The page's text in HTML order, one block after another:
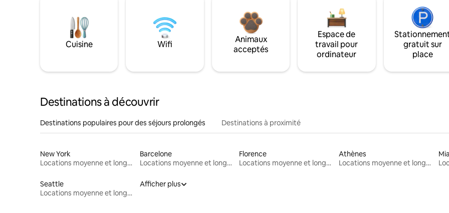
Cuisine Wifi
Animaux
acceptés
Espace de
travail pour
ordinateur
gratuit sur
place
Destinations à découvrir
Destinations populaires pour des séjours prolongés Destinations à proximité
New York
Locations moyenne et longue durée
Barcelone
Locations moyenne et longue durée
Florence
Locations moyenne et longue durée
Athènes
Locations moyenne et longue durée
Seattle
Locations moyenne et longue durée
Afficher plus